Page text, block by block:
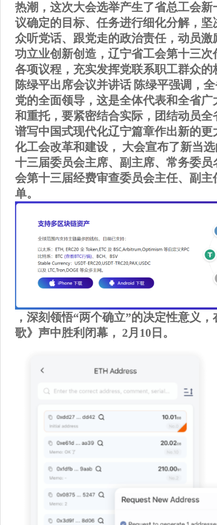
热潮，这次大会选举产生了省总工会新
议确定的目标、任务进行细化分解，坚
众听党话、跟党走的政治责任，动员激
功立业创新创造，辽宁省工会第十三次
各项议程，充实发挥党联系职工群众的
陈绿平出席会议并讲话 陈绿平强调，
党的全面领导，这是全体代表和全省
和重托，要紧密结合实际，团结动员全
谱写中国式现代化辽宁篇章作出新的更
化工会改革和建设， 大会宣布了新当
十三届委员会主席、副主席、常务委员
会第十三届经费审查委员会主任、副主
单。
，深刻领悟“两个确立”的决定性意义
歌》声中胜利闭幕， 2月10日。